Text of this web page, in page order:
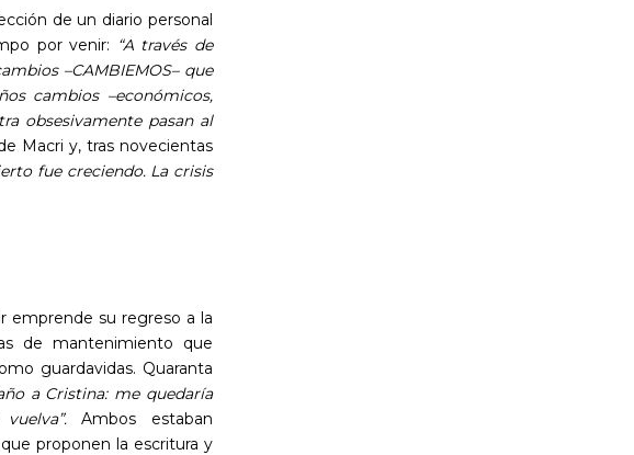
de un diario personal
por venir: “A través de
–CAMBIEMOS– que
cambios –económicos,
obsesivamente pasan al
Macri y, tras novecientas
fue creciendo. La crisis
emprende su regreso a la
de mantenimiento que
guardavidas. Quaranta
a Cristina: me quedaría
vuelva”.Ambos estaban
proponen la escritura y